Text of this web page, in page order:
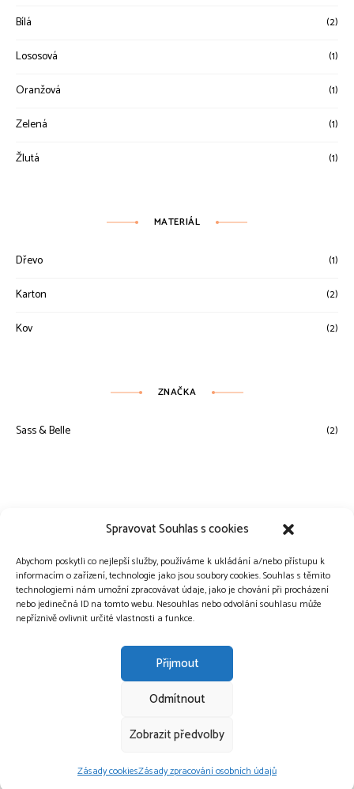
Spravovat Souhlas s cookies
Abychom poskytli co nejlepší služby, používáme k ukládání a/nebo přístupu k
informacím o zařízení, technologie jako jsou soubory cookies. Souhlas s těmito
technologiemi nám umožní zpracovávat údaje, jako je chování při procházení
nebo jedinečná ID na tomto webu. Nesouhlas nebo odvolání souhlasu může
nepříznivě ovlivnit určité vlastnosti a funkce.
Přijmout
Odmítnout
Zobrazit předvolby
Zásady cookiesZásady zpracování osobních údajů
Bílá (2)
Lososová (1)
Oranžová (1)
Zelená (1)
Žlutá (1)
MATERIÁL
Dřevo (1)
Karton (2)
Kov (2)
ZNAČKA
Sass & Belle (2)
OCHRANA OSOBNÍCH ÚDAJŮ